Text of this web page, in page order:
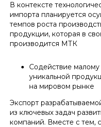
В контексте
импорта планируется
темпов роста
продукции, которая в
производится МТК
Содействие
уникальной
на мировом рынке
Экспорт
из ключевых задач
компаний. Вместе с тем,
+7
права
руководитель блока
Министерством
Нажимая кнопку «Отправить», вы
обработку персональных данных в
обработки